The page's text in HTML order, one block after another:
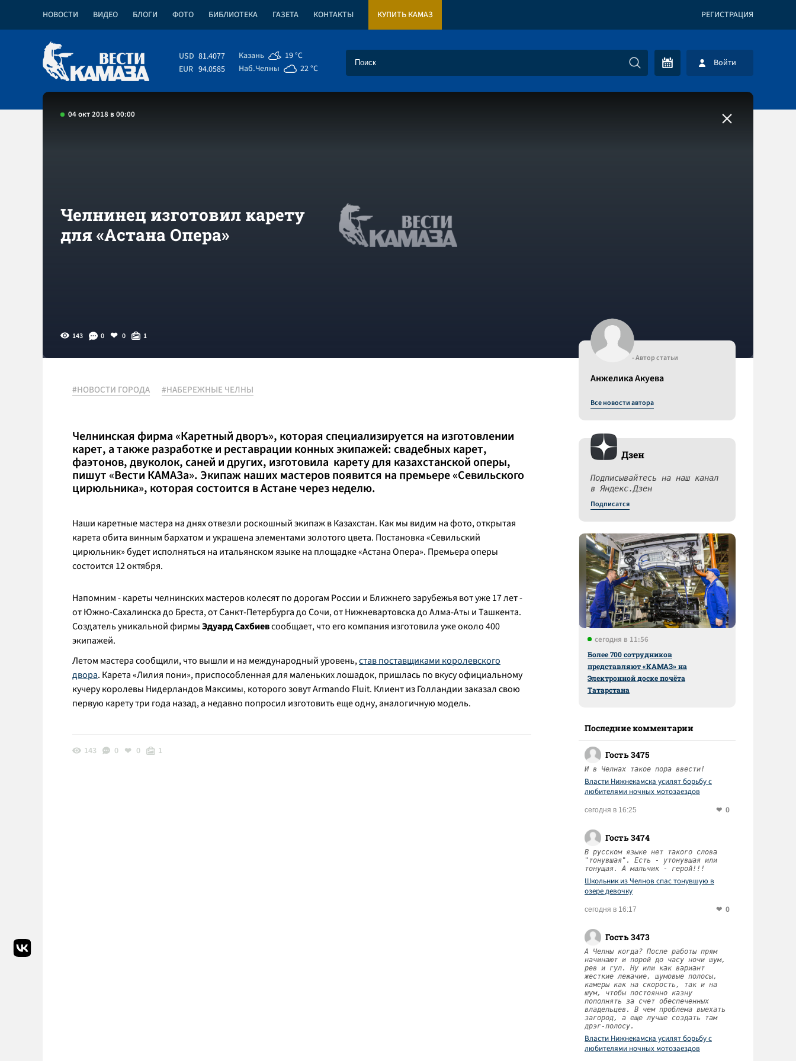
НОВОСТИ ВИДЕО БЛОГИ ФОТО БИБЛИОТЕКА ГАЗЕТА КОНТАКТЫ КУПИТЬ КАМАЗ РЕГИСТРАЦИЯ
USD 81.4077
EUR 94.0585
Казань
19 °C
Наб.Челны
22 °C Войти
04 окт 2018 в 00:00
Челнинец изготовил карету
для «Астана Опера»
143 0 0 1
#НОВОСТИ ГОРОДА #НАБЕРЕЖНЫЕ ЧЕЛНЫ
Челнинская фирма «Каретный дворъ», которая специализируется на изготовлении
карет, а также разработке и реставрации конных экипажей: свадебных карет,
фаэтонов, двуколок, саней и других, изготовила карету для казахстанской оперы,
пишут «Вести КАМАЗа». Экипаж наших мастеров появится на премьере «Севильского
цирюльника», которая состоится в Астане через неделю.
Наши каретные мастера на днях отвезли роскошный экипаж в Казахстан. Как мы видим на фото, открытая
карета обита винным бархатом и украшена элементами золотого цвета. Постановка «Севильский
цирюльник» будет исполняться на итальянском языке на площадке «Астана Опера». Премьера оперы
состоится 12 октября.
Напомним - кареты челнинских мастеров колесят по дорогам России и Ближнего зарубежья вот уже 17 лет -
от Южно-Сахалинска до Бреста, от Санкт-Петербурга до Сочи, от Нижневартовска до Алма-Аты и Ташкента.
Создатель уникальной фирмыЭдуард Сахбиевсообщает, что его компания изготовила уже около 400
экипажей.
Летом мастера сообщили, что вышли и на международный уровень,став поставщиками королевского
двора. Карета «Лилия пони», приспособленная для маленьких лошадок, пришлась по вкусу официальному
кучеру королевы Нидерландов Максимы, которого зовут Armando Fluit. Клиент из Голландии заказал свою
первую карету три года назад, а недавно попросил изготовить еще одну, аналогичную модель.
143 0 0 1
- Автор статьи
Анжелика Акуева
Все новости автора
Дзен
Подписывайтесь на наш канал
в Яндекс.Дзен
Подписатся
сегодня в 11:56
Более 700 сотрудников
представляют «КАМАЗ» на
Электронной доске почёта
Татарстана
Последние комментарии
Гость 3475
И в Челнах такое пора ввести!
Власти Нижнекамска усилят борьбу с
любителями ночных мотозаездов
сегодня в 16:25 0
Гость 3474
В русском языке нет такого слова
"тонувшая". Есть - утонувшая или
тонущая. А мальчик - герой!!!
Школьник из Челнов спас тонувшую в
озере девочку
сегодня в 16:17 0
Гость 3473
А Челны когда? После работы прям
начинают и порой до часу ночи шум,
рев и гул. Ну или как вариант
жесткие лежачие, шумовые полосы,
камеры как на скорость, так и на
шум, чтобы постоянно казну
пополнять за счет обеспеченных
владельцев. В чем проблема выехать
загород, а еще лучше создать там
дрэг-полосу.
Власти Нижнекамска усилят борьбу с
любителями ночных мотозаездов